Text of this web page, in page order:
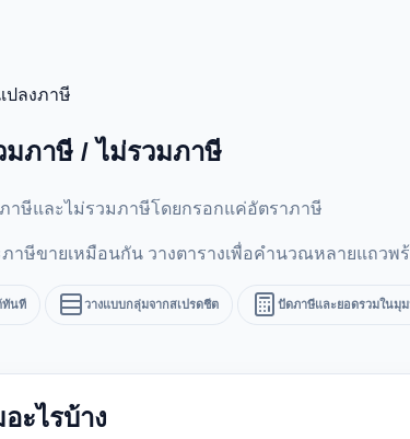
ปลงภาษี
มภาษี / ไม่รวมภาษี
าษีและไม่รวมภาษีโดยกรอกแค่อัตราภาษี
ภาษีขายเหมือนกัน วางตารางเพื่อคำนวณหลายแถวพ
ทันที วางแบบกลุ่มจากสเปรดชีต ปัดภาษีและยอดรวมในมุม
ะไรบ้าง